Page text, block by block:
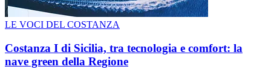
LE VOCI DEL COSTANZA
Costanza I di Sicilia, tra tecnologia e comfort: la
nave green della Regione